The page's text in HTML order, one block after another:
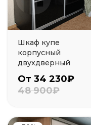
Шкаф купе
корпусный
двухдверный
От 34 230₽
48 900₽